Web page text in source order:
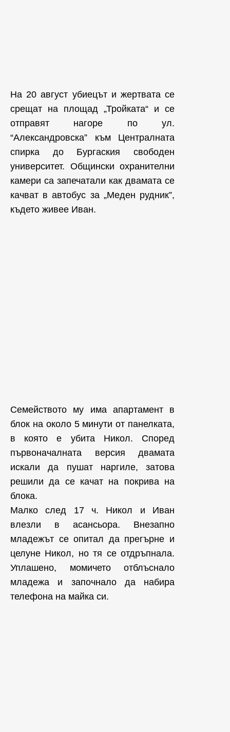
На 20 август убиецът и жертвата се
срещат на площад „Тройката“ и се
отправят нагоре по ул.
“Александровска” към Централната
спирка до Бургаския свободен
университет. Общински охранителни
камери са запечатали как двамата се
качват в автобус за „Меден рудник”,
където живее Иван.
Семейството му има апартамент в
блок на около 5 минути от панелката,
в която е убита Никол. Според
първоначалната версия двамата
искали да пушат наргиле, затова
решили да се качат на покрива на
блока.
Малко след 17 ч. Никол и Иван
влезли в асансьора. Внезапно
младежът се опитал да прегърне и
целуне Никол, но тя се отдръпнала.
Уплашено, момичето отблъснало
младежа и започнало да набира
телефона на майка си.